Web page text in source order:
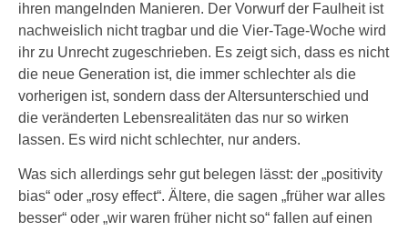
ihren mangelnden Manieren. Der Vorwurf der Faulheit ist
nachweislich nicht tragbar und die Vier-Tage-Woche wird
ihr zu Unrecht zugeschrieben. Es zeigt sich, dass es nicht
die neue Generation ist, die immer schlechter als die
vorherigen ist, sondern dass der Altersunterschied und
die veränderten Lebensrealitäten das nur so wirken
lassen. Es wird nicht schlechter, nur anders.
Was sich allerdings sehr gut belegen lässt: der „positivity
bias“ oder „rosy effect“. Ältere, die sagen „früher war alles
besser“ oder „wir waren früher nicht so“ fallen auf einen